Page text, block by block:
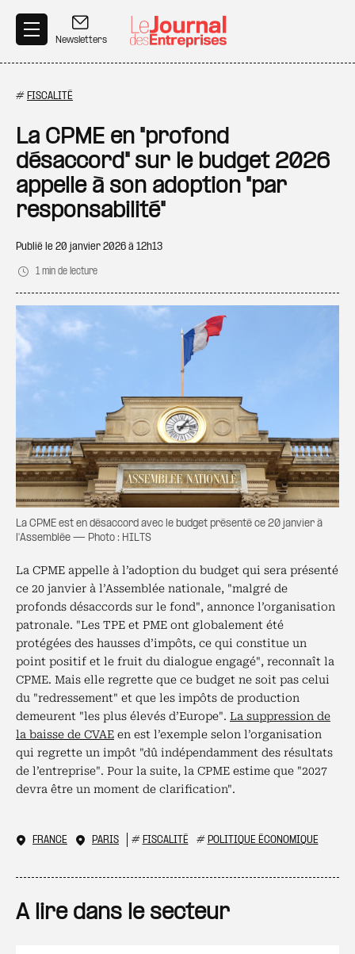
Newsletters
# FISCALITÉ
La CPME en "profond
désaccord" sur le budget 2026
appelle à son adoption "par
responsabilité"
Publié le 20 janvier 2026 à 12h13
1 min de lecture
La CPME est en désaccord avec le budget présenté ce 20 janvier à
l'Assemblée — Photo : HILTS
La CPME appelle à l’adoption du budget qui sera présenté
ce 20 janvier à l’Assemblée nationale, "malgré de
profonds désaccords sur le fond", annonce l’organisation
patronale. "Les TPE et PME ont globalement été
protégées des hausses d’impôts, ce qui constitue un
point positif et le fruit du dialogue engagé", reconnaît la
CPME. Mais elle regrette que ce budget ne soit pas celui
du "redressement" et que les impôts de production
demeurent "les plus élevés d’Europe". La suppression de
la baisse de CVAE en est l’exemple selon l’organisation
qui regrette un impôt "dû indépendamment des résultats
de l’entreprise". Pour la suite, la CPME estime que "2027
devra être un moment de clarification".
FRANCE PARIS # FISCALITÉ # POLITIQUE ÉCONOMIQUE
A lire dans le secteur